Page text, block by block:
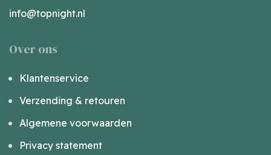
info@topnight.nl
Over ons
Klantenservice
Verzending & retouren
Algemene voorwaarden
Privacy statement